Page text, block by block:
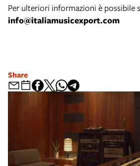
Per ulteriori informazioni è possibile
info@italiamusicexport.com
Share